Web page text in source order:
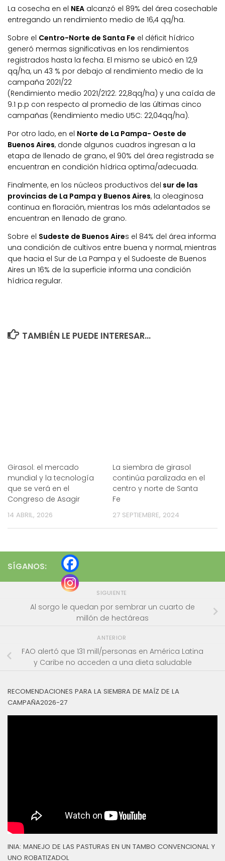
La cosecha en el NEA alcanzó el 89% del área cosechable
entregando un rendimiento medio de 16,4 qq/ha.
Sobre el Centro-Norte de Santa Fe el déficit hídrico
generó mermas significativas en los rendimientos
registrados hasta la fecha. El mismo se ubicó en 12,9
qq/ha, un 43 % por debajo al rendimiento medio de la
campaña 2021/22
(Rendimiento medio 2021/2122: 22,8qq/ha) y una caída de
9.1 p.p con respecto al promedio de las últimas cinco
campañas (Rendimiento medio U5C: 22,04qq/ha).
Por otro lado, en el Norte de La Pampa- Oeste de
Buenos Aires, donde algunos cuadros ingresan a la
etapa de llenado de grano, el 90% del área registrada se
encuentran en condición hídrica optima/adecuada.
Finalmente, en los núcleos productivos del sur de las
provincias de La Pampa y Buenos Aires, la oleaginosa
continua en floración, mientras los más adelantados se
encuentran en llenado de grano.
Sobre el Sudeste de Buenos Aires el 84% del área informa
una condición de cultivos entre buena y normal, mientras
que hacia el Sur de La Pampa y el Sudoeste de Buenos
Aires un 16% de la superficie informa una condición
hídrica regular.
TAMBIÉN LE PUEDE INTERESAR...
Girasol: el mercado
mundial y la tecnología
que se verá en el
Congreso de Asagir
14 ABRIL, 2026
La siembra de girasol
continúa paralizada en el
centro y norte de Santa
Fe
27 SEPTIEMBRE, 2024
SÍGANOS:
SIGUIENTE
Al sorgo le quedan por sembrar un cuarto de
millón de hectáreas
ANTERIOR
FAO alertó que 131 mill/personas en América Latina
y Caribe no acceden a una dieta saludable
RECOMENDACIONES PARA LA SIEMBRA DE MAÍZ DE LA
CAMPAÑA2026-27
INIA: MANEJO DE LAS PASTURAS EN UN TAMBO CONVENCIONAL Y
UNO ROBATIZADOL